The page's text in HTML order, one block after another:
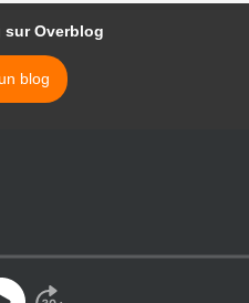
sur Overblog
blog